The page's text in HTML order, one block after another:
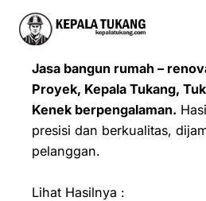
Jasa bangun rumah –
Proyek, Kepala Tukang,
Kenek berpengalaman.
presisi dan berkualitas,
pelanggan.
Lihat Hasilnya :